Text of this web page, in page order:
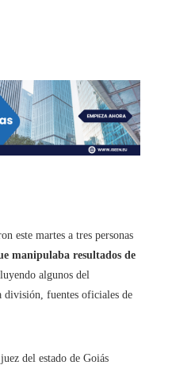
este martes a tres personas
manipulaba resultados de
algunos del
división, fuentes oficiales de
del estado de Goiás